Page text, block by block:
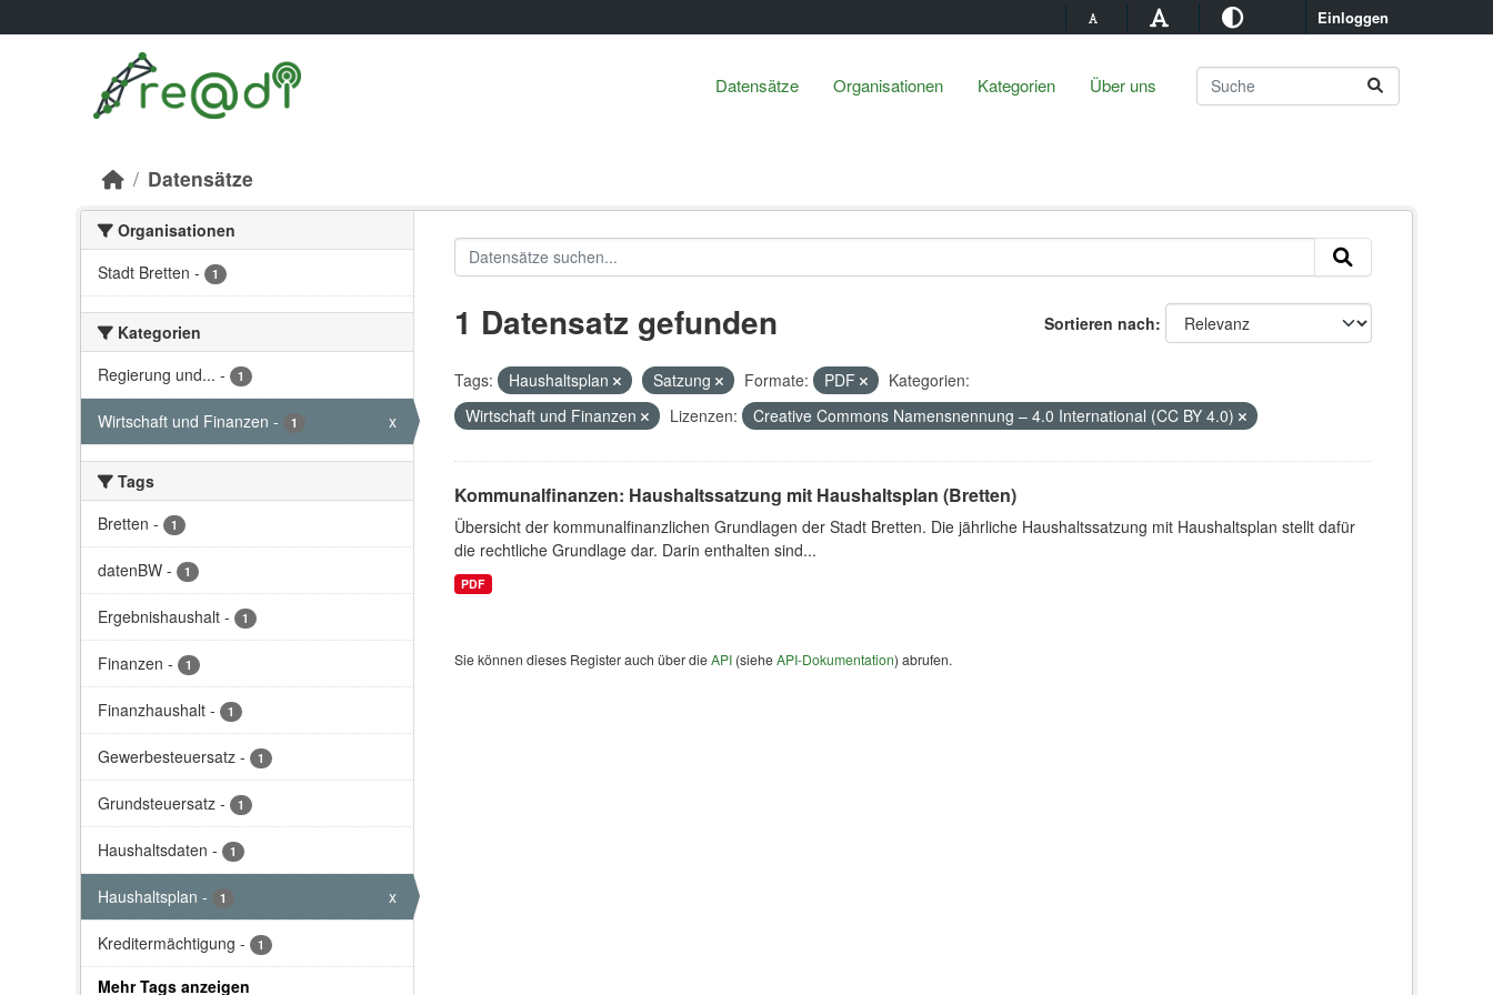
Einloggen
Datensätze Organisationen Kategorien Über uns
Datensätze
Organisationen
Stadt Bretten - 1
Kategorien
Regierung und... - 1
Wirtschaft und Finanzen - 1 x
Tags
Bretten - 1
datenBW - 1
Ergebnishaushalt - 1
Finanzen - 1
Finanzhaushalt - 1
Gewerbesteuersatz - 1
Grundsteuersatz - 1
Haushaltsdaten - 1
Haushaltsplan - 1 x
Kreditermächtigung - 1
Mehr Tags anzeigen
Sortieren nach
1 Datensatz gefunden
Tags: Haushaltsplan Satzung Formate: PDF
Kategorien:
Wirtschaft und Finanzen
Lizenzen: Creative Commons Namensnennung – 4.0 International (CC BY 4.0)
Kommunalfinanzen: Haushaltssatzung mit Haushaltsplan (Bretten)
Übersicht der kommunalfinanzlichen Grundlagen der Stadt Bretten. Die jährliche Haushaltssatzung mit Haushaltsplan stellt dafür
die rechtliche Grundlage dar. Darin enthalten sind...
PDF
Sie können dieses Register auch über dieAPI(sieheAPI-Dokumentation) abrufen.